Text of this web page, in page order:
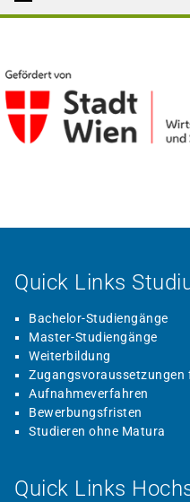
Quick Links
Bachelor-Studiengänge
Master-Studiengänge
Weiterbildung
Zugangsvoraussetzungen
Aufnahmeverfahren
Bewerbungsfristen
Studieren ohne Matura
Quick Links